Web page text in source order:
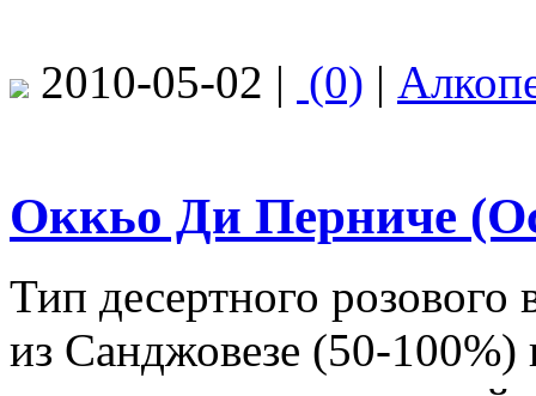
2010-05-02 | (0) |
Оккьо Ди Перниче
Тип десертного
из Санджовезе (50-